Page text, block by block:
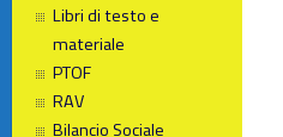
Libri di testo e
materiale
PTOF
RAV
Bilancio Sociale